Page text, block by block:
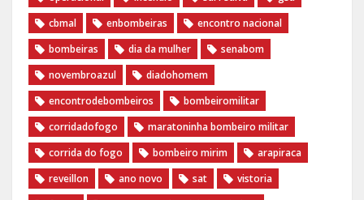
cbmal
enbombeiras
encontro nacional
bombeiras
dia da mulher
senabom
novembroazul
diadohomem
encontrodebombeiros
bombeiromilitar
corridadofogo
maratoninha bombeiro militar
corrida do fogo
bombeiro mirim
arapiraca
reveillon
ano novo sat
vistoria